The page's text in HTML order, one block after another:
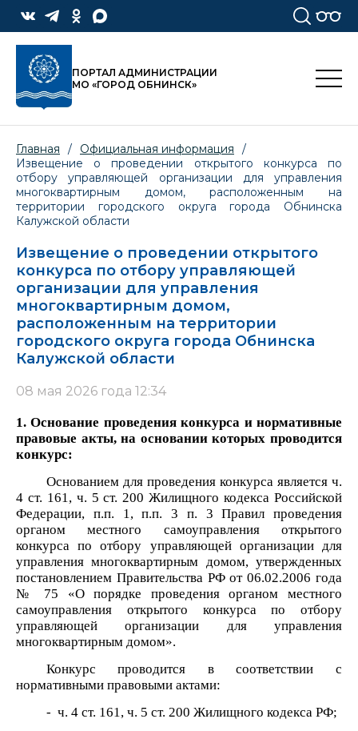
ПОРТАЛ АДМИНИСТРАЦИИ
МО «ГОРОД ОБНИНСК»
Главная / Официальная информация
/
Извещение о проведении открытого конкурса по
отбору управляющей организации для управления
многоквартирным домом, расположенным на
территории городского округа города Обнинска
Калужской области
Извещение о проведении открытого
конкурса по отбору управляющей
организации для управления
многоквартирным домом,
расположенным на территории
городского округа города Обнинска
Калужской области
08 мая 2026 года 12:34
1. Основание проведения конкурса и нормативные
правовые акты, на основании которых проводится
конкурс:
Основанием для проведения конкурса является ч.
4 ст. 161, ч. 5 ст. 200 Жилищного кодекса Российской
Федерации, п.п. 1, п.п. 3 п. 3 Правил проведения
органом местного самоуправления открытого
конкурса по отбору управляющей организации для
управления многоквартирным домом, утвержденных
постановлением Правительства РФ от 06.02.2006 года
№ 75 «О порядке проведения органом местного
самоуправления открытого конкурса по отбору
управляющей организации для управления
многоквартирным домом».
Конкурс проводится в соответствии с
нормативными правовыми актами:
- ч. 4 ст. 161, ч. 5 ст. 200 Жилищного кодекса РФ;